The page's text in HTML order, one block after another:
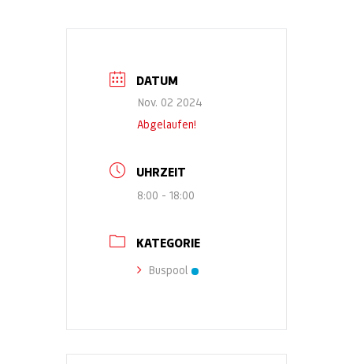
DATUM
Nov. 02 2024
Abgelaufen!
UHRZEIT
8:00 - 18:00
KATEGORIE
Buspool